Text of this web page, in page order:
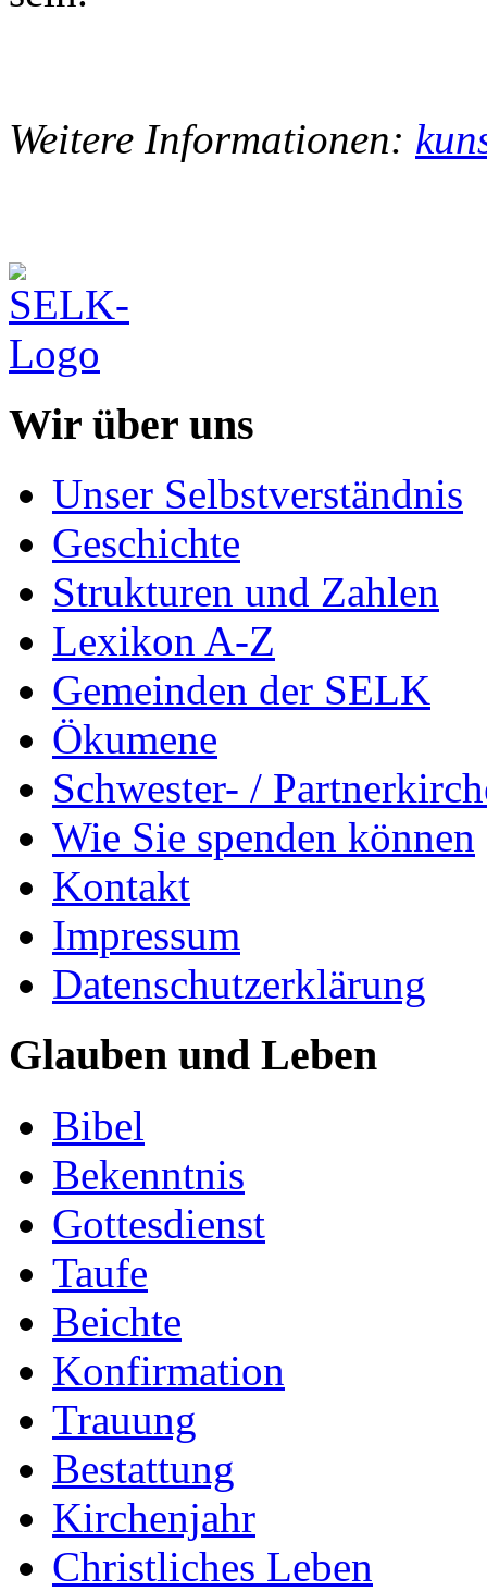
Weitere Informationen:
Wir über uns
Unser Selbstverständnis
Geschichte
Strukturen und Zahlen
Lexikon A-Z
Gemeinden der SELK
Ökumene
Schwester- /
Wie Sie spenden können
Kontakt
Impressum
Datenschutzerklärung
Glauben und Leben
Bibel
Bekenntnis
Gottesdienst
Taufe
Beichte
Konfirmation
Trauung
Bestattung
Kirchenjahr
Christliches Leben